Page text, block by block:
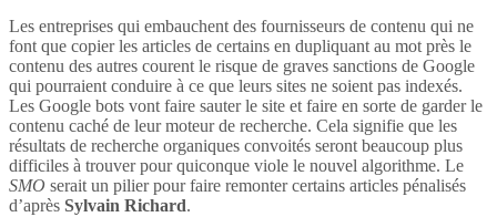
Les entreprises qui embauchent des fournisseurs de contenu qui ne
font que copier les articles de certains en dupliquant au mot près le
contenu des autres courent le risque de graves sanctions de Google
qui pourraient conduire à ce que leurs sites ne soient pas indexés.
Les Google bots vont faire sauter le site et faire en sorte de garder le
contenu caché de leur moteur de recherche. Cela signifie que les
résultats de recherche organiques convoités seront beaucoup plus
difficiles à trouver pour quiconque viole le nouvel algorithme. Le
SMO serait un pilier pour faire remonter certains articles pénalisés
d’après Sylvain Richard.